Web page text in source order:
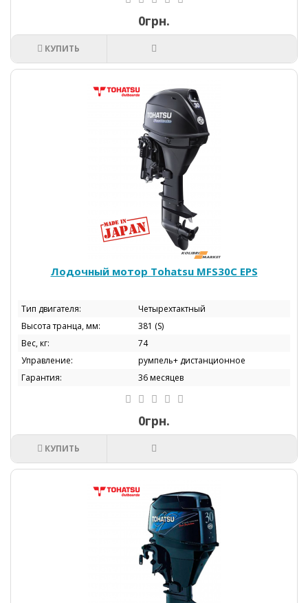
0грн.
КУПИТЬ
Лодочный мотор Tohatsu МFS30C EPS
Тип двигателя:
Четырехтактный
Высота транца, мм:
381 (S)
Вес, кг:
74
Управление:
румпель+ дистанционное
Гарантия:
36 месяцев
0грн.
КУПИТЬ